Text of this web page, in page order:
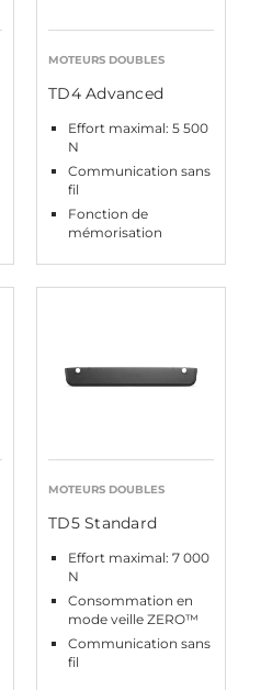
MOTEURS DOUBLES
TD4 Advanced
Effort maximal: 5 500
N
Communication sans
fil
Fonction de
mémorisation
MOTEURS DOUBLES
TD5 Standard
Effort maximal: 7 000
N
Consommation en
mode veille ZERO™
Communication sans
fil